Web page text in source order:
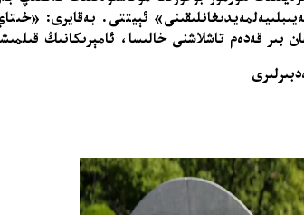
ئېيتتى. بەقايرى:
بىر قەدەم تاشلاشنى خالىسا، ئامېرىكانىڭ